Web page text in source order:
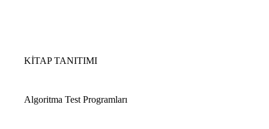
KİTAP TANITIMI
Algoritma Test Programları